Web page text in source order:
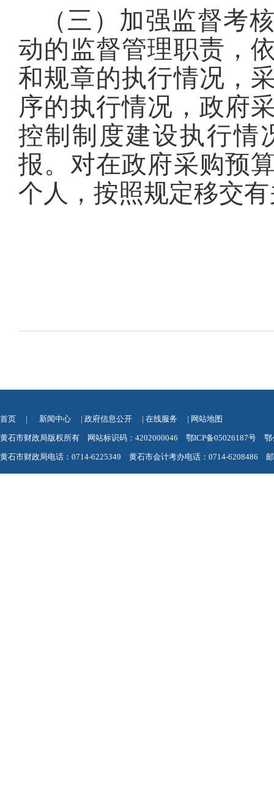
（三）加强监督考
动的监督管理职责，
和规章的执行情况，
序的执行情况，政府
控制制度建设执行情
报。对在政府采购预
个人，按照规定移交
首页 | 新闻中心 | 政府信息公开 | 在线服务 | 网站地图
黄石市财政局版权所有 网站标识码：4202000046 鄂ICP备05026187号 鄂
黄石市财政局电话：0714-6225349 黄石市会计考办电话：0714-6208486